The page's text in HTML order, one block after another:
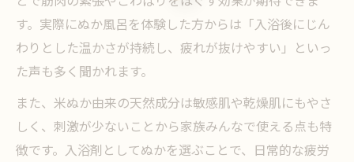
す。実際にぬか風呂を体験した方からは「入浴後にじん
わりとした温かさが持続し、疲れが抜けやすい」といっ
た声も多く聞かれます。
また、米ぬか由来の天然成分は敏感肌や乾燥肌にもやさ
しく、刺激が少ないことから家族みんなで使える点も特
徴です。入浴剤としてぬかを選ぶことで、日常的な疲労